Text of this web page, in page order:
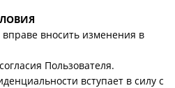
вносить изменения в
Пользователя.
вступает в силу с